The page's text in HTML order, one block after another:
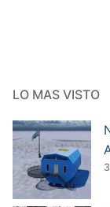
LO MAS VISTO